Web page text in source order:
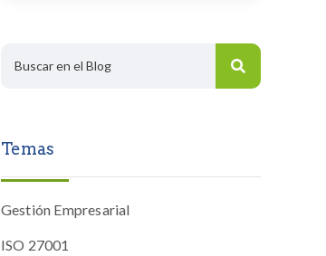
Temas
Gestión Empresarial
ISO 27001